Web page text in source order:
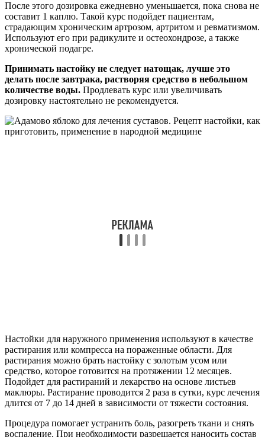
После этого дозировка ежедневно уменьшается, пока снова не
составит 1 каплю. Такой курс подойдет пациентам,
страдающим хроническим артрозом, артритом и ревматизмом.
Используют его при радикулите и остеохондрозе, а также
хронической подагре.
Принимать настойку не следует натощак, лучше это
делать после завтрака, растворяя средство в небольшом
количестве воды. Продлевать курс или увеличивать
дозировку настоятельно не рекомендуется.
Настойки для наружного применения используют в качестве
растирания или компресса на пораженные области. Для
растирания можно брать настойку с золотым усом или
средство, которое готовится на протяжении 12 месяцев.
Подойдет для растираний и лекарство на основе листьев
маклюры. Растирание проводится 2 раза в сутки, курс лечения
длится от 7 до 14 дней в зависимости от тяжести состояния.
Процедура помогает устранить боль, разогреть ткани и снять
воспаление. При необходимости разрешается наносить состав